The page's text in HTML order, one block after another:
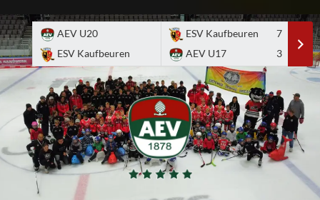
to
content
AEV U20
ESV Kaufbeuren
ESV Kaufbeuren
7
AEV U17
3